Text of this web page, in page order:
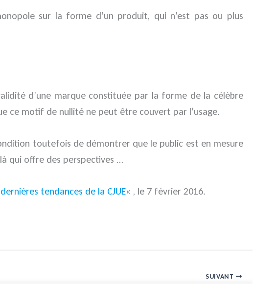
sur la forme d’un produit, qui n’est pas ou plus
d’une marque constituée par la forme de la célèbre
ce motif de nullité ne peut être couvert par l’usage.
toutefois de démontrer que le public est en mesure
qui offre des perspectives …
tendances de la CJUE« , le 7 février 2016.
SUIVANT